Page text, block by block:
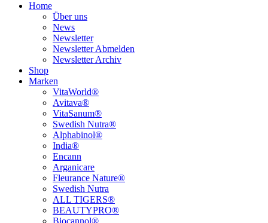
Home
Über uns
News
Newsletter
Newsletter Abmelden
Newsletter Archiv
Shop
Marken
VitaWorld®
Avitava®
VitaSanum®
Swedish Nutra®
Alphabinol®
India®
Encann
Arganicare
Fleurance Nature®
Swedish Nutra
ALL TIGERS®
BEAUTYPRO®